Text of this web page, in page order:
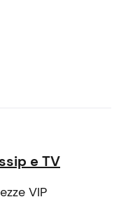
e TV
VIP